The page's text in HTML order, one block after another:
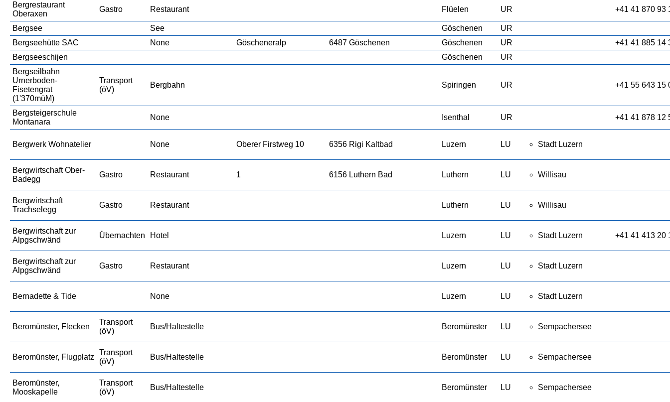
Bergrestaurant
Oberaxen
Gastro Restaurant Flüelen UR +41 41 870 93
Bergsee See Göschenen
UR
Bergseehütte SAC
None Göscheneralp 6487 Göschenen Göschenen UR
+41 41 885 14
Bergseeschijen
Göschenen
UR
Bergseilbahn
Urnerboden-
Fisetengrat
(1'370müM)
Transport
(öV)
Bergbahn Spiringen UR +41 55 643 15
Bergsteigerschule
Montanara
None Isenthal UR +41 41 878 12
Bergwerk Wohnatelier None Oberer Firstweg 10 6356 Rigi Kaltbad Luzern LU Stadt Luzern
Bergwirtschaft Ober-
Badegg
Gastro Restaurant 1 6156 Luthern Bad Luthern LU Willisau
Bergwirtschaft
Trachselegg
Gastro Restaurant Luthern LU Willisau
Bergwirtschaft zur
Alpgschwänd
Übernachten Hotel Luzern LU Stadt Luzern +41 41 413 20
Bergwirtschaft zur
Alpgschwänd
Gastro Restaurant Luzern LU Stadt Luzern
Bernadette & Tide None Luzern LU Stadt Luzern
Beromünster, Flecken
Transport
(öV)
Bus/Haltestelle Beromünster LU Sempachersee
Beromünster, Flugplatz
Transport
(öV)
Bus/Haltestelle Beromünster LU Sempachersee
Beromünster,
Mooskapelle
Transport
(öV)
Bus/Haltestelle Beromünster LU Sempachersee